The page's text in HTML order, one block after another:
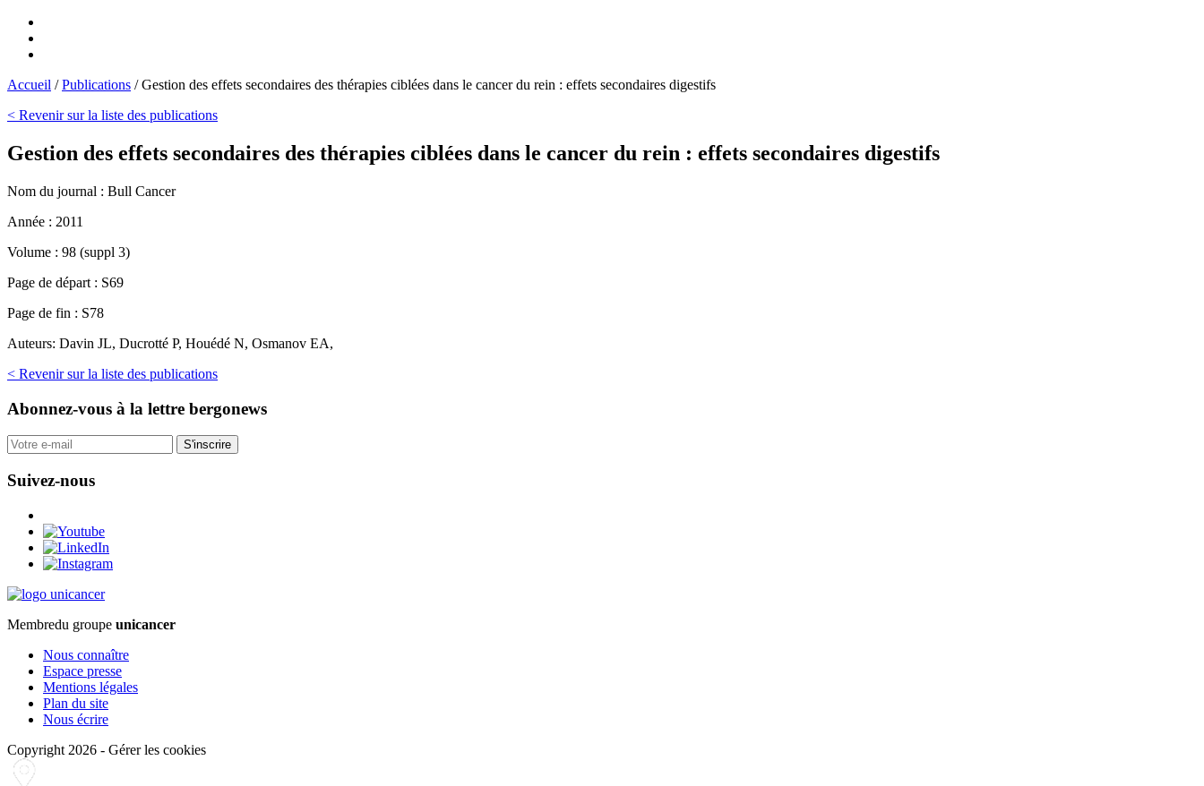
Accueil /Publications /Gestion des effets secondaires des thérapies ciblées dans le cancer du rein : effets secondaires digestifs
< Revenir sur la liste des publications
Gestion des effets secondaires des thérapies ciblées dans le cancer du rein : effets secondaires digestifs
Nom du journal : Bull Cancer
Année : 2011
Volume : 98 (suppl 3)
Page de départ : S69
Page de fin : S78
Auteurs: Davin JL, Ducrotté P, Houédé N, Osmanov EA,
< Revenir sur la liste des publications
Abonnez-vous à la lettre bergonews
S'inscrire
Suivez-nous
Membredu groupe unicancer
Nous connaître
Espace presse
Mentions légales
Plan du site
Nous écrire
Copyright 2026 - Gérer les cookies